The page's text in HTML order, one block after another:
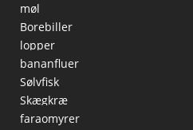
møl
Borebiller
lopper
bananfluer
Sølvfisk
Skægkræ
faraomyrer